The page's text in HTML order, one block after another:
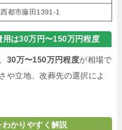
都市藤田1391-1
は30万円〜150万円程度
30万〜150万円程度が相場で
や立地、改葬先の選択によ
かりやすく解説